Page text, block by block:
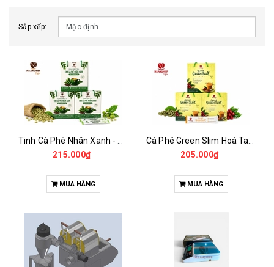
Sắp xếp:
215.000₫
MUA HÀNG
205.000₫
MUA HÀNG